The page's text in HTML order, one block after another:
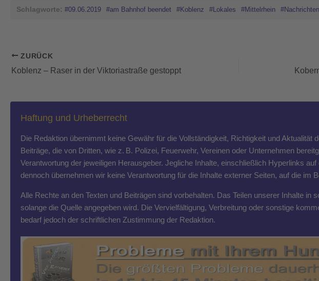
Schlagworte: #09.06.2019 #am Bahnhof beendet #Koblenz #Lokales #Mittelrhein #Nachrichten
ZURÜCK
Koblenz – Raser in der Viktoriastraße gestoppt
Haftung und Urheberrecht
Die Redaktion übernimmt keine Gewähr für die Vollständigkeit, Richtigkeit und Aktualität
Beiträge, die von Dritten, wie z. B. Polizei, Feuerwehr, Vereinen oder Unternehmen
Verantwortung der jeweiligen Herausgeber. Jegliche Inhalte, einschließlich Hyperlinks
dennoch übernehmen wir keine Verantwortung für die Inhalte externer Seiten, auf die im
Alle Rechte an den Texten und Beiträgen sind vorbehalten. Das Teilen unserer Inhalte in
solange die Quelle angegeben wird. Die Vervielfältigung, Verbreitung oder sonstige
bedarf jedoch der schriftlichen Zustimmung der Redaktion.